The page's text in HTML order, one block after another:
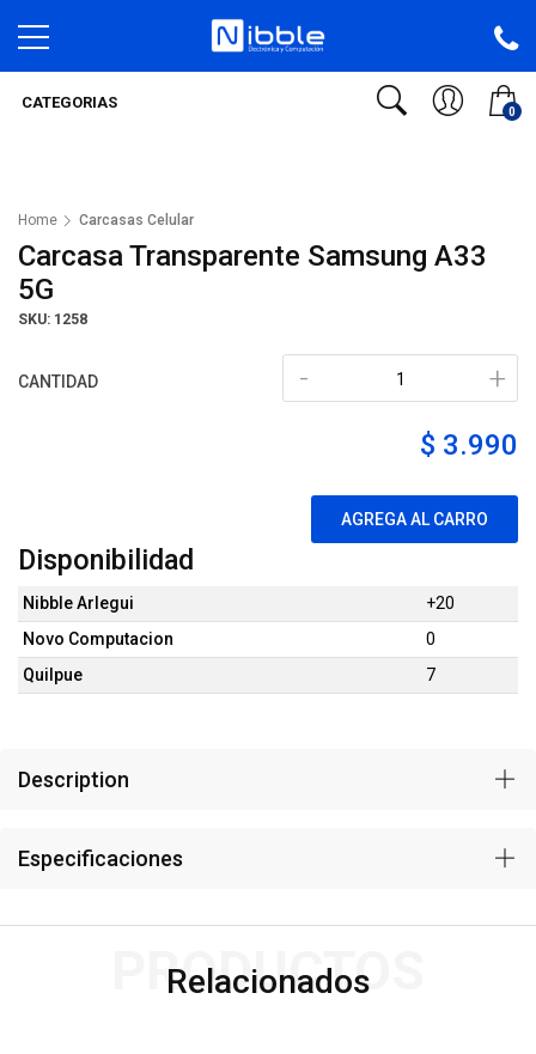
0
CATEGORIAS
Home Carcasas Celular
Carcasa Transparente Samsung A33
5G
SKU: 1258
CANTIDAD +
-
$ 3.990
AGREGA AL CARRO
Disponibilidad
Nibble Arlegui
+20
Novo Computacion
0
Quilpue
7
Description
Especificaciones
Relacionados
PRODUCTOS